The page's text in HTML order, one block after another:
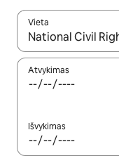
Vieta
Kai pasirodys
Atvykimas
Išvykimas